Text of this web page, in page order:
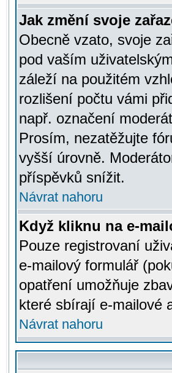
Jak změní svoje
Obecně vzato, svoje
pod vaším
záleží na použitém
rozlišení počtu vámi
např. označení
Prosím, nezatěžujte
vyšší úrovně.
příspěvků snížit.
Návrat nahoru
Když kliknu na e-
Pouze registrovaní
e-mailový formulář
opatření umožňuje
které sbírají e-mailové
Návrat nahoru